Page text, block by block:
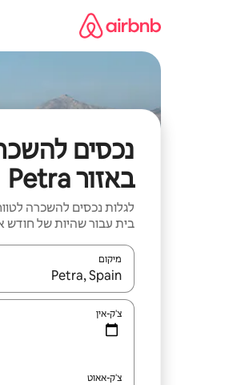
נכסים
באזור Petra
לגלות נכסים להשכרה
בית עבור שהיות של חודש
מיקום
כאשר התוצאות יהיו
צ'ק-אין
צ'ק-אאוט